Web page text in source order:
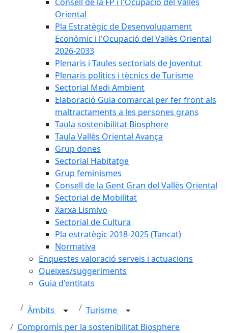
Oriental
Pla Estratègic de Desenvolupament
Econòmic i l'Ocupació del Vallès Oriental
2026-2033
Plenaris i Taules sectorials de Joventut
Plenaris polítics i tècnics de Turisme
Sectorial Medi Ambient
Elaboració Guia comarcal per fer front als
maltractaments a les persones grans
Taula sostenibilitat Biosphere
Taula Vallès Oriental Avança
Grup dones
Sectorial Habitatge
Grup feminismes
Consell de la Gent Gran del Vallès Oriental
Sectorial de Mobilitat
Xarxa Lismivo
Sectorial de Cultura
Pla estratègic 2018-2025 (Tancat)
Normativa
Enquestes valoració serveis i actuacions
Queixes/suggeriments
Guia d'entitats
Àmbits
Turisme
Compromís per la sostenibilitat Biosphere